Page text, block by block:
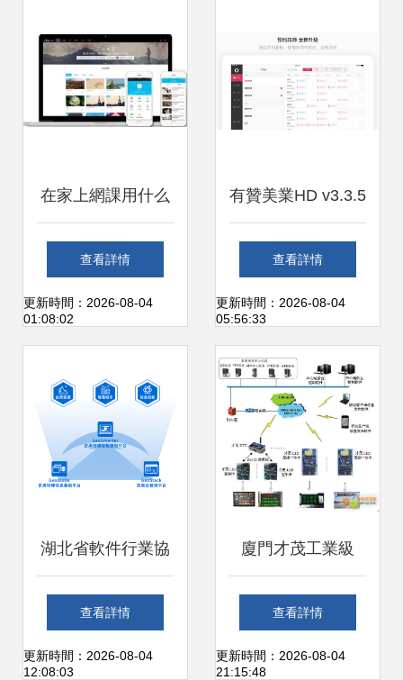
在家上網課用什么
軟件最好？六大應
用平臺深度解析與
查看詳情
更新時間：2026-08-04
01:08:02
有贊美業HD v3.3.5
最新版下載與應用
安卓服務詳解
查看詳情
更新時間：2026-08-04
05:56:33
湖北省軟件行業協
會助力應用軟件服
務高質量發展
查看詳情
更新時間：2026-08-04
12:08:03
廈門才茂工業級
LED無線控制卡 以
技術創新驅動智慧
查看詳情
更新時間：2026-08-04
21:15:48